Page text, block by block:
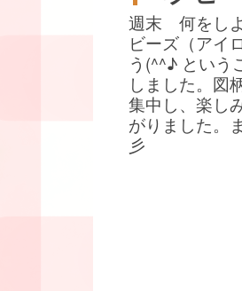
週末 何をし
ビーズ（アイ
う(^^♪ という
しました。図
集中し、楽し
がりました。
彡